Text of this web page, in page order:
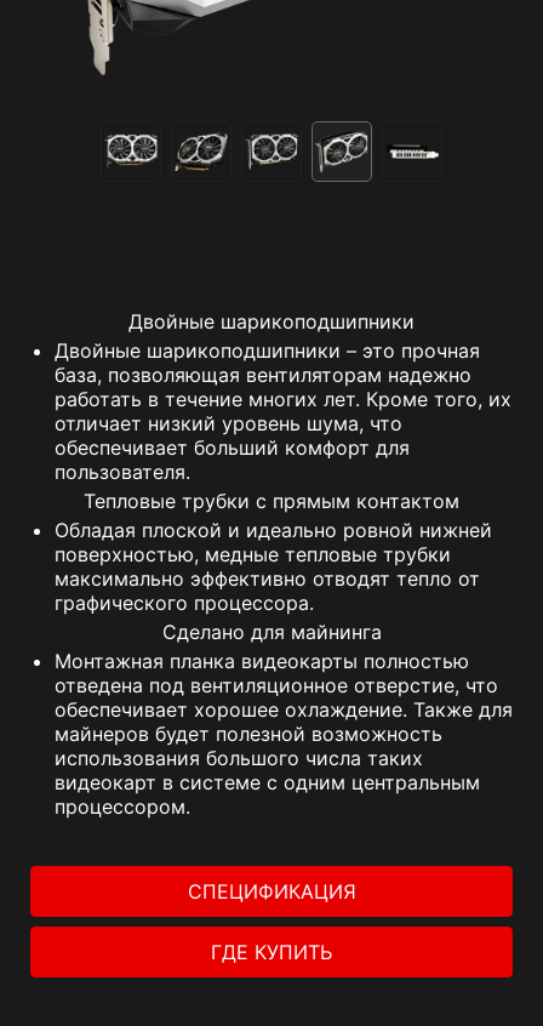
Двойные шарикоподшипники
Двойные шарикоподшипники – это прочная
база, позволяющая вентиляторам надежно
работать в течение многих лет. Кроме того, их
отличает низкий уровень шума, что
обеспечивает больший комфорт для
пользователя.
Тепловые трубки с прямым контактом
Обладая плоской и идеально ровной нижней
поверхностью, медные тепловые трубки
максимально эффективно отводят тепло от
графического процессора.
Сделано для майнинга
Монтажная планка видеокарты полностью
отведена под вентиляционное отверстие, что
обеспечивает хорошее охлаждение. Также для
майнеров будет полезной возможность
использования большого числа таких
видеокарт в системе с одним центральным
процессором.
СПЕЦИФИКАЦИЯ
ГДЕ КУПИТЬ